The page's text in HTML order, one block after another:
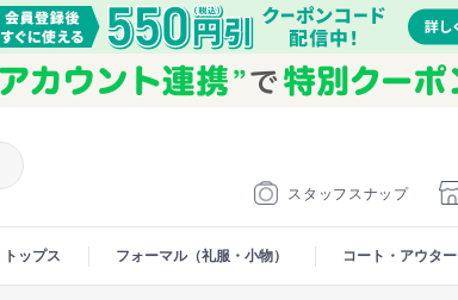
スタッフスナップ
トップス フォーマル（礼服・小物） コート・アウター